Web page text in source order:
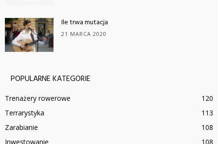
Ile trwa mutacja
21 MARCA 2020
POPULARNE KATEGORIE
Trenażery rowerowe
120
Terrarystyka
113
Zarabianie
108
Inwestowanie
108